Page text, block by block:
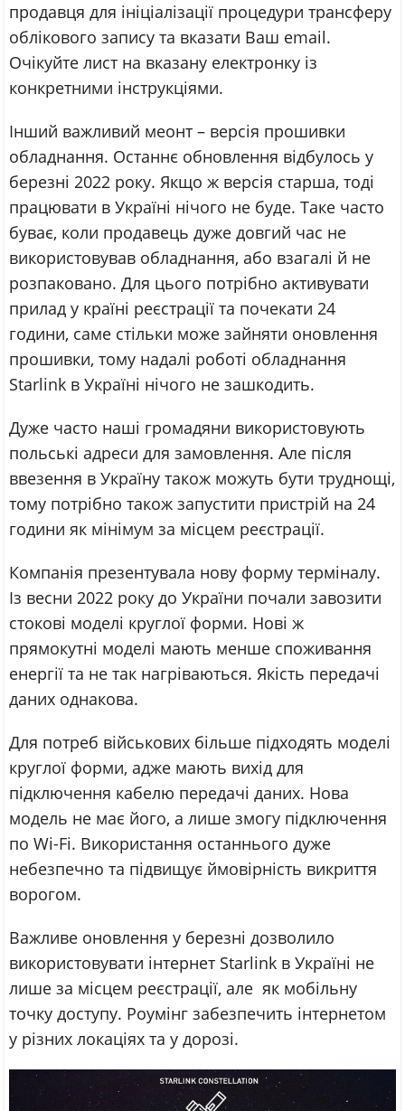
продавця для ініціалізації процедури трансферу
облікового запису та вказати Ваш email.
Очікуйте лист на вказану електронку із
конкретними інструкціями.
Інший важливий меонт – версія прошивки
обладнання. Останнє обновлення відбулось у
березні 2022 року. Якщо ж версія старша, тоді
працювати в Україні нічого не буде. Таке часто
буває, коли продавець дуже довгий час не
використовував обладнання, або взагалі й не
розпаковано. Для цього потрібно активувати
прилад у країні реєстрації та почекати 24
години, саме стільки може зайняти оновлення
прошивки, тому надалі роботі обладнання
Starlink в Україні нічого не зашкодить.
Дуже часто наші громадяни використовують
польські адреси для замовлення. Але після
ввезення в Україну також можуть бути труднощі,
тому потрібно також запустити пристрій на 24
години як мінімум за місцем реєстрації.
Компанія презентувала нову форму терміналу.
Із весни 2022 року до України почали завозити
стокові моделі круглої форми. Нові ж
прямокутні моделі мають менше споживання
енергії та не так нагріваються. Якість передачі
даних однакова.
Для потреб військових більше підходять моделі
круглої форми, адже мають вихід для
підключення кабелю передачі даних. Нова
модель не має його, а лише змогу підключення
по Wi-Fi. Використання останнього дуже
небезпечно та підвищує ймовірність викриття
ворогом.
Важливе оновлення у березні дозволило
використовувати інтернет Starlink в Україні не
лише за місцем реєстрації, але як мобільну
точку доступу. Роумінг забезпечить інтернетом
у різних локаціях та у дорозі.